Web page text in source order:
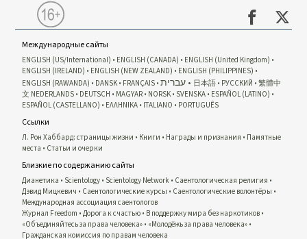
Международные сайты
ENGLISH (US/International) ENGLISH (CANADA)
ENGLISH (United Kingdom)
ENGLISH (IRELAND)
ENGLISH (NEW ZEALAND)
ENGLISH (PHILIPPINES)
ENGLISH (RAWANDA)
DANSK FRANÇAIS עברית 日本語 РУССКИЙ
繁體中
文 NEDERLANDS DEUTSCH MAGYAR NORSK SVENSKA ESPAÑOL (LATINO)
ESPAÑOL (CASTELLANO)
ΕΛΛΗΝΙΚA ITALIANO PORTUGUÊS
Ссылки
Л. Рон Хаббард: страницы жизни Книги Награды и признания
Памятные
места
Статьи и очерки
Близкие по содержанию сайты
Дианетика Scientology Scientology Network Саентологическая религия
Дэвид Мицкевич
Саентологические курсы
Саентологические волонтёры
Международная ассоциация саентологов
Журнал Freedom
Дорога к счастью В поддержку мира без наркотиков
«Объединяйтесь за права человека» «Молодёжь за права человека»
Гражданская комиссия по правам человека